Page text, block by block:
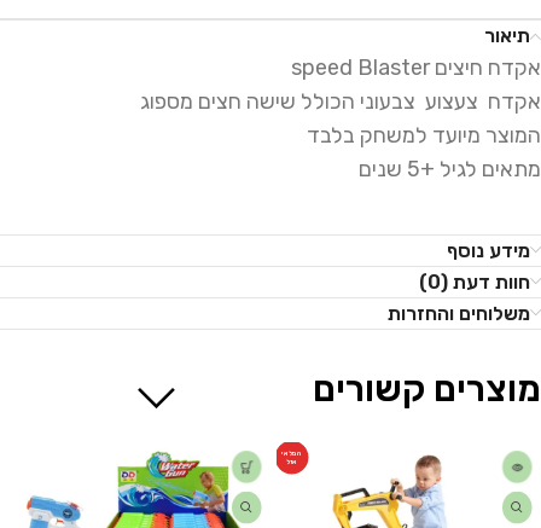
תיאור
אקדח חיצים speed Blaster
אקדח צעצוע צבעוני הכולל שישה חצים מספוג
המוצר מיועד למשחק בלבד
מתאים לגיל +5 שנים
מידע נוסף
חוות דעת (0)
משלוחים והחזרות
מוצרים קשורים
המלאי
אזל